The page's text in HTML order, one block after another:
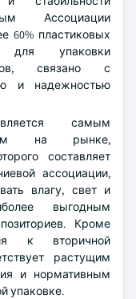
Ассоциации
60% пластиковых
для упаковки
связано с
и надежностью
самым
на рынке,
составляет
ассоциации,
влагу, свет и
выгодным
Кроме
к вторичной
растущим
и нормативным
упаковке.